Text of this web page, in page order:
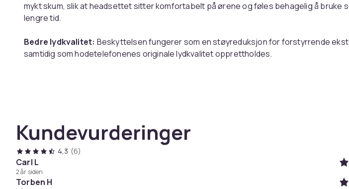
mykt skum, slik at headsettet sitter komfortabelt på ørene og føles behagelig å bruke
lengre tid.
Bedre lydkvalitet: Beskyttelsen fungerer som en støyreduksjon for forstyrrende
samtidig som hodetelefonenes originale lydkvalitet opprettholdes.
Spesifikasjoner:
Farge: Sort
Mål: 9x7x2 cm
Materiale: Proteinskinn
Kompatibel med: Skullcandy Crusher 3.0
Kundevurderinger
4,3 (6)
Carl L
2 år siden
Torben H